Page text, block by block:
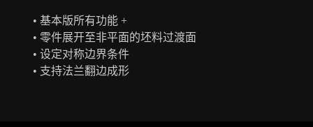
• 基本版所有功能 +
• 零件展开至非平面的坯料过渡面
• 设定对称边界条件
• 支持法兰翻边成形